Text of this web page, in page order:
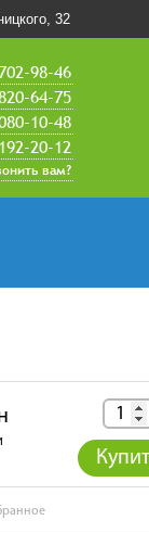
32
98-46
64-75
10-48
20-12
вам?